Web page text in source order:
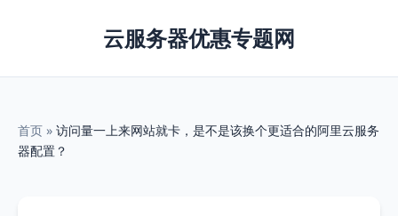
云服务器优惠专题网
首页 » 访问量一上来网站就卡，是不是该换个更适合的阿里云服务
器配置？